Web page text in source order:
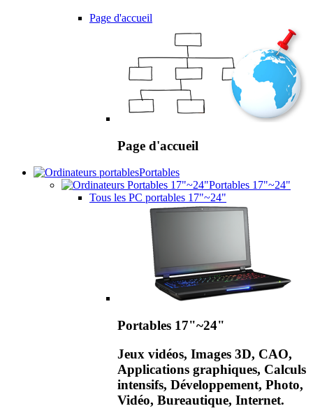
Page d'accueil
Page d'accueil
Portables
Portables 17"~24"
Tous les PC portables 17"~24"
Portables 17"~24"
Jeux vidéos, Images 3D, CAO,
Applications graphiques, Calculs
intensifs, Développement, Photo,
Vidéo, Bureautique, Internet.